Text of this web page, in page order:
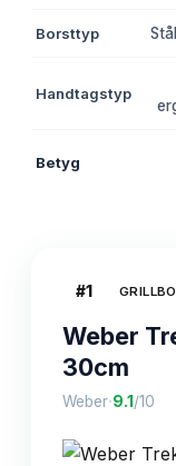
Borsttyp
Handtagstyp
Betyg
#1
Weber
30cm
Weber·9.1 /10